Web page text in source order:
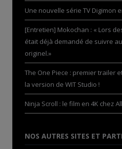
Une nouvelle série TV Digimon
[Entretien] Mokochan : « Lors
était déjà demandé de suivre
originel.»
The One Piece : premier trailer
la version de WIT Studio !
Ninja Scroll : le film en 4K chez
NOS AUTRES SITES ET